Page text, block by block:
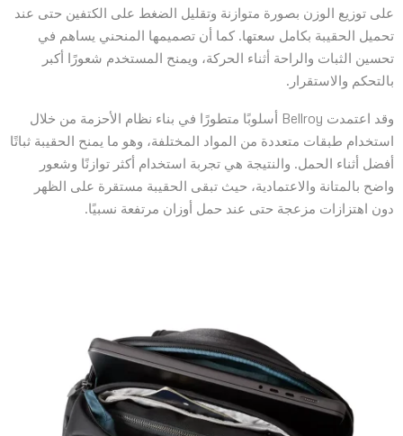
على توزيع الوزن بصورة متوازنة وتقليل الضغط على الكتفين حتى عند
تحميل الحقيبة بكامل سعتها. كما أن تصميمها المنحني يساهم في
تحسين الثبات والراحة أثناء الحركة، ويمنح المستخدم شعورًا أكبر
بالتحكم والاستقرار.
وقد اعتمدت Bellroy أسلوبًا متطورًا في بناء نظام الأحزمة من خلال
استخدام طبقات متعددة من المواد المختلفة، وهو ما يمنح الحقيبة ثباتًا
أفضل أثناء الحمل. والنتيجة هي تجربة استخدام أكثر توازنًا وشعور
واضح بالمتانة والاعتمادية، حيث تبقى الحقيبة مستقرة على الظهر
دون اهتزازات مزعجة حتى عند حمل أوزان مرتفعة نسبيًا.